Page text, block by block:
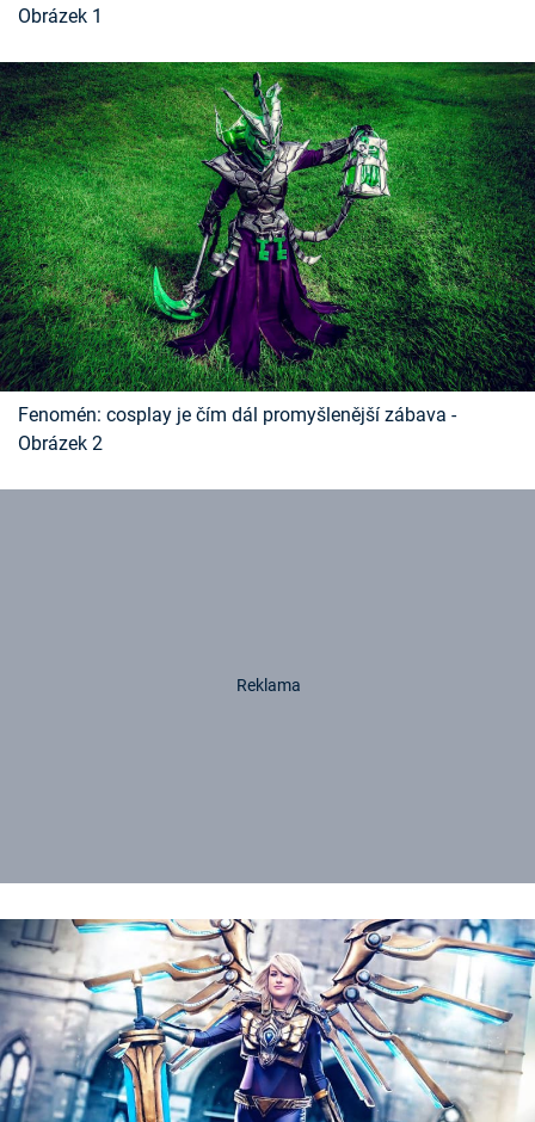
Časopis
Sledujte prima+
Přihlášení
Sledujte nás
Obrázek 1
Fenomén: cosplay je čím dál promyšlenější zábava -
Obrázek 2